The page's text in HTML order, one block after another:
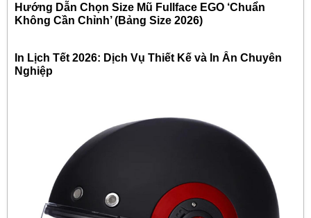
Hướng Dẫn Chọn Size Mũ Fullface EGO ‘Chuẩn
Không Cần Chỉnh’ (Bảng Size 2026)
In Lịch Tết 2026: Dịch Vụ Thiết Kế và In Ấn Chuyên
Nghiệp